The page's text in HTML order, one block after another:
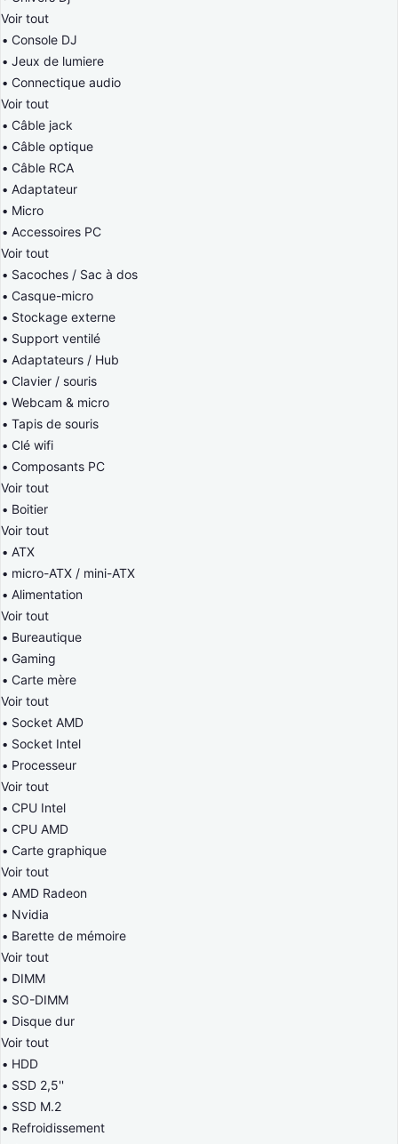
Voir tout
Console DJ
Jeux de lumiere
Connectique audio
Voir tout
Câble jack
Câble optique
Câble RCA
Adaptateur
Micro
Accessoires PC
Voir tout
Sacoches / Sac à dos
Casque-micro
Stockage externe
Support ventilé
Adaptateurs / Hub
Clavier / souris
Webcam & micro
Tapis de souris
Clé wifi
Composants PC
Voir tout
Boitier
Voir tout
ATX
micro-ATX / mini-ATX
Alimentation
Voir tout
Bureautique
Gaming
Carte mère
Voir tout
Socket AMD
Socket Intel
Processeur
Voir tout
CPU Intel
CPU AMD
Carte graphique
Voir tout
AMD Radeon
Nvidia
Barette de mémoire
Voir tout
DIMM
SO-DIMM
Disque dur
Voir tout
HDD
SSD 2,5''
SSD M.2
Refroidissement